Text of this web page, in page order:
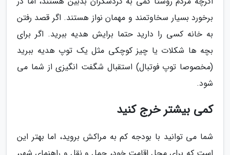
برخورد بسیار سخاوتمند و مهمان نواز هستند. اگر قصد رفتن
به خانه کسی را دارید حتما برایش هدیه ببرید. اگر برای
بچه ها شکلات یا چیز کوچکی مثل یک توپ هدیه ببرید
(مخصوصا توپ فوتبال) استقبال شگفت انگیزی از شما می
شود.
کمی بیشتر خرج کنید
شما می توانید با بودجه کم به مراکش بروید، اما بهتر این